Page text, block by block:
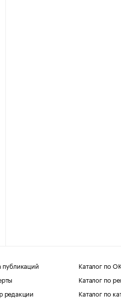
публикаций
редакции
Каталог по
Каталог по
Каталог по